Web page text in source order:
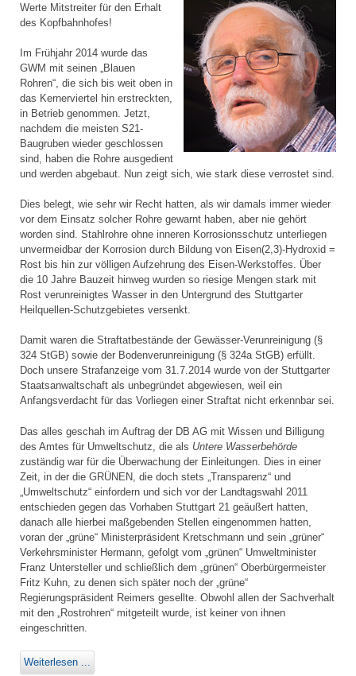
Werte Mitstreiter für den Erhalt
des Kopfbahnhofes!
Im Frühjahr 2014 wurde das
GWM mit seinen „Blauen
Rohren“, die sich bis weit oben in
das Kernerviertel hin erstreckten,
in Betrieb genommen. Jetzt,
nachdem die meisten S21-
Baugruben wieder geschlossen
sind, haben die Rohre ausgedient
und werden abgebaut. Nun zeigt sich, wie stark diese verrostet sind.
Dies belegt, wie sehr wir Recht hatten, als wir damals immer wieder
vor dem Einsatz solcher Rohre gewarnt haben, aber nie gehört
worden sind. Stahlrohre ohne inneren Korrosionsschutz unterliegen
unvermeidbar der Korrosion durch Bildung von Eisen(2,3)-Hydroxid =
Rost bis hin zur völligen Aufzehrung des Eisen-Werkstoffes. Über
die 10 Jahre Bauzeit hinweg wurden so riesige Mengen stark mit
Rost verunreinigtes Wasser in den Untergrund des Stuttgarter
Heilquellen-Schutzgebietes versenkt.
Damit waren die Straftatbestände der Gewässer-Verunreinigung (§
324 StGB) sowie der Bodenverunreinigung (§ 324a StGB) erfüllt.
Doch unsere Strafanzeige vom 31.7.2014 wurde von der Stuttgarter
Staatsanwaltschaft als unbegründet abgewiesen, weil ein
Anfangsverdacht für das Vorliegen einer Straftat nicht erkennbar sei.
Das alles geschah im Auftrag der DB AG mit Wissen und Billigung
des Amtes für Umweltschutz, die als Untere Wasserbehörde
zuständig war für die Überwachung der Einleitungen. Dies in einer
Zeit, in der die GRÜNEN, die doch stets „Transparenz“ und
„Umweltschutz“ einfordern und sich vor der Landtagswahl 2011
entschieden gegen das Vorhaben Stuttgart 21 geäußert hatten,
danach alle hierbei maßgebenden Stellen eingenommen hatten,
voran der „grüne“ Ministerpräsident Kretschmann und sein „grüner“
Verkehrsminister Hermann, gefolgt vom „grünen“ Umweltminister
Franz Untersteller und schließlich dem „grünen“ Oberbürgermeister
Fritz Kuhn, zu denen sich später noch der „grüne“
Regierungspräsident Reimers gesellte. Obwohl allen der Sachverhalt
mit den „Rostrohren“ mitgeteilt wurde, ist keiner von ihnen
eingeschritten.
Weiterlesen ...